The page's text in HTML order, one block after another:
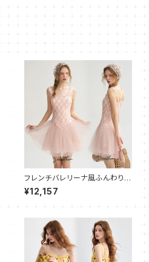
フレンチバレリーナ風ふんわりチ
ュールキャミワンピース
¥12,157